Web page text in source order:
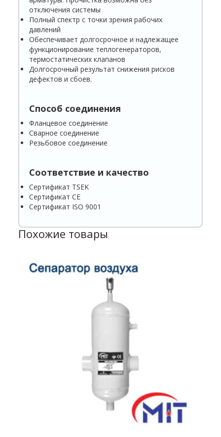
отключения системы
Полный спектр с точки зрения рабочих
давлений
Обеспечивает долгосрочное и надлежащее
функционирование теплогенераторов,
термостатических клапанов
Долгосрочный результат снижения рисков
дефектов и сбоев.
Способ соединения
Фланцевое соединение
Сварное соединение
Резьбовое соединение
Соответствие и качество
Сертификат TSEK
Сертификат СЕ
Сертификат ISO 9001
Похожие товары